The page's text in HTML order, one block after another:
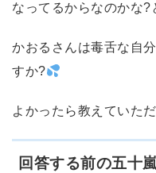
なってるからなのかな?
かおるさんは毒舌な自
すか?
よかったら教えていた
回答する前の五十